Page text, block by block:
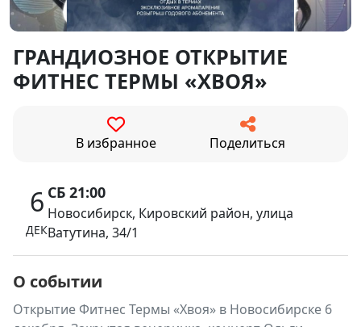
ГРАНДИОЗНОЕ ОТКРЫТИЕ
ФИТНЕС ТЕРМЫ «ХВОЯ»
В избранное Поделиться
6
ДЕК
СБ 21:00
Новосибирск, Кировский район, улица
Ватутина, 34/1
О событии
Открытие Фитнес Термы «Хвоя» в Новосибирске 6